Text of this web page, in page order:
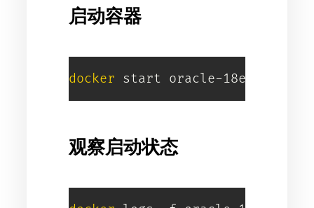
启动容器
docker start oracle-18ex
观察启动状态